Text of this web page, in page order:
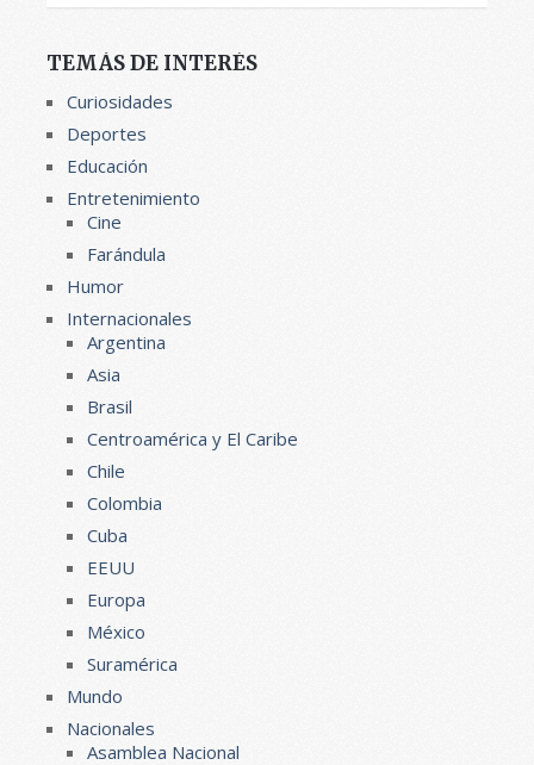
TEMÁS DE INTERÉS
Curiosidades
Deportes
Educación
Entretenimiento
Cine
Farándula
Humor
Internacionales
Argentina
Asia
Brasil
Centroamérica y El Caribe
Chile
Colombia
Cuba
EEUU
Europa
México
Suramérica
Mundo
Nacionales
Asamblea Nacional